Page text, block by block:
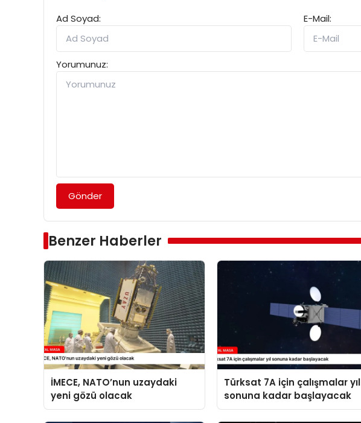
Ad Soyad:
E-Mail:
Yorumunuz:
Gönder
Benzer Haberler
İMECE, NATO’nun uzaydaki
yeni gözü olacak
Türksat 7A için çalışmalar yıl
sonuna kadar başlayacak